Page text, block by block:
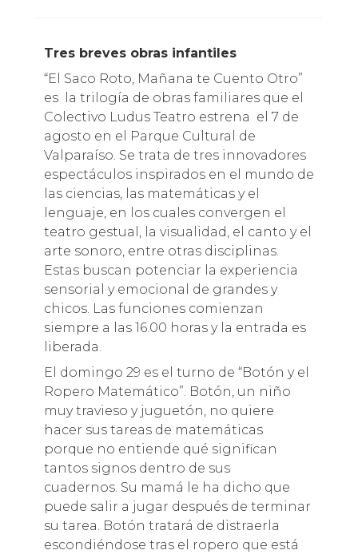
Tres breves obras infantiles
“El Saco Roto, Mañana te Cuento Otro”
es la trilogía de obras familiares que el
Colectivo Ludus Teatro estrena el 7 de
agosto en el Parque Cultural de
Valparaíso. Se trata de tres innovadores
espectáculos inspirados en el mundo de
las ciencias, las matemáticas y el
lenguaje, en los cuales convergen el
teatro gestual, la visualidad, el canto y el
arte sonoro, entre otras disciplinas.
Estas buscan potenciar la experiencia
sensorial y emocional de grandes y
chicos. Las funciones comienzan
siempre a las 16.00 horas y la entrada es
liberada.
El domingo 29 es el turno de “Botón y el
Ropero Matemático”. Botón, un niño
muy travieso y juguetón, no quiere
hacer sus tareas de matemáticas
porque no entiende qué significan
tantos signos dentro de sus
cuadernos. Su mamá le ha dicho que
puede salir a jugar después de terminar
su tarea. Botón tratará de distraerla
escondiéndose tras el ropero que está